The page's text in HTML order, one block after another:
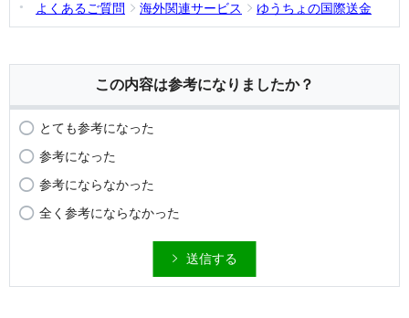
よくあるご質問
海外関連サービス ゆうちょの国際送金
この内容は参考になりましたか？
とても参考になった
参考になった
参考にならなかった
全く参考にならなかった
送信する